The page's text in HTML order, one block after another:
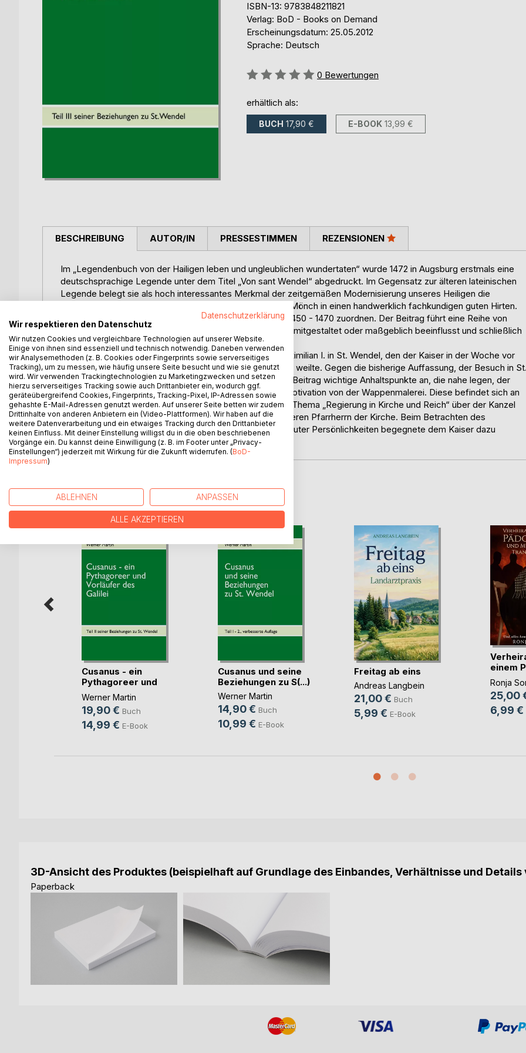
ISBN-13: 9783848211821
Verlag: BoD - Books on Demand
Erscheinungsdatum: 25.05.2012
Sprache: Deutsch
Bewertung::
0 Bewertungen
erhältlich als:
BUCH 17,90 € E-BOOK 13,99 €
BESCHREIBUNG
Im „Legendenbuch von der Hailigen leben und ungleublichen wundertaten“ wurde 1472 in Augsburg erstmals eine
deutschsprachige Legende unter dem Titel „Von sant Wendel“ abgedruckt. Im Gegensatz zur älteren lateinischen
Legende belegt sie als hoch interessantes Merkmal der zeitgemäßen Modernisierung unseres Heiligen die
Umformung des Wendelin vom vormals missionierenden Mönch in einen handwerklich fachkundigen guten Hirten.
Die Entstehung der Legende lässt sich den Jahrzehnten 1450 - 1470 zuordnen. Der Beitrag führt eine Reihe von
Anhaltspunkten dafür an, dass Cusanus diese Ausführung mitgestaltet oder maßgeblich beeinflusst und schließlich
zur Aufnahme in die Legenden-Sammlung vermittelt hat.
Der andere Beitrag behandelt den Besuch von Kaiser Maximilian I. in St. Wendel, den der Kaiser in der Woche vor
Palmsonntag 1512 unternahm, als er zum Reichstag in Trier weilte. Gegen die bisherige Auffassung, der Besuch in
Wendel sei lediglich ein Jagd-Ausflug gewesen, führt der Beitrag wichtige Anhaltspunkte an, die nahe legen, der
Kaiser holte sich für die Verhandlungen beim Reichstag Motivation von der Wappenmalerei. Diese befindet sich an
der Kirchendecke als politisches Predigt-Programm zum Thema „Regierung in Kirche und Reich“ über der Kanzel
und wird konzeptionell Cusanus zugeschrieben, dem früheren Pfarrherrn der Kirche. Beim Betrachten des
väterlichen Wappens und den Wappen weiterer ihm vertrauter Persönlichkeiten begegnete dem Kaiser dazu
eindrucksvoll die eigene Vergangenheit.
AUTOR/IN PRESSESTIMMEN REZENSIONEN
WEITERE TITEL BEIBoD
Cusanus - ein
Pythagoreer und
Vorl(...)
Werner Martin
19,90 € Buch
14,99 € E-Book
Cusanus und seine
Beziehungen zu S(...)
Werner Martin
14,90 € Buch
10,99 € E-Book
Freitag ab eins
Andreas Langbein
21,00 € Buch
5,99 € E-Book
einem
u(...)
Ronja
25,00
6,99 €
3D-Ansicht des Produktes (beispielhaft auf Grundlage des Einbandes, Verhältnisse und
Paperback
Datenschutzerklärung
Wir respektieren den Datenschutz
Wir nutzen Cookies und vergleichbare Technologien auf unserer Website.
Einige von ihnen sind essenziell und technisch notwendig. Daneben verwenden
wir Analysemethoden (z. B. Cookies oder Fingerprints sowie serverseitiges
Tracking), um zu messen, wie häufig unsere Seite besucht und wie sie genutzt
wird. Wir verwenden Trackingtechnologien zu Marketingzwecken und setzen
hierzu serverseitiges Tracking sowie auch Drittanbieter ein, wodurch ggf.
geräteübergreifend Cookies, Fingerprints, Tracking-Pixel, IP-Adressen sowie
gehashte E-Mail-Adressen genutzt werden. Auf unserer Seite betten wir zudem
Drittinhalte von anderen Anbietern ein (Video-Plattformen). Wir haben auf die
weitere Datenverarbeitung und ein etwaiges Tracking durch den Drittanbieter
keinen Einfluss. Mit deiner Einstellung willigst du in die oben beschriebenen
Vorgänge ein. Du kannst deine Einwilligung (z. B. im Footer unter „Privacy-
Einstellungen“) jederzeit mit Wirkung für die Zukunft widerrufen. (BoD-
Impressum)
ABLEHNEN ANPASSEN
ALLE AKZEPTIEREN